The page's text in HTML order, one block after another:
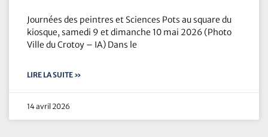
Journées des peintres et Sciences Pots au square du
kiosque, samedi 9 et dimanche 10 mai 2026 (Photo
Ville du Crotoy – IA) Dans le
LIRE LA SUITE »
14 avril 2026